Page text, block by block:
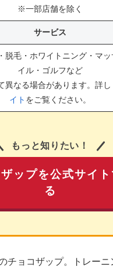
※一部店舗を除く
サービス
脱毛・ホワイトニング・マ
イル・ゴルフなど
異なる場合があります。詳し
イト をご覧ください。
もっと知りたい！
ップを公式サイト
る
チョコザップ。トレーニ